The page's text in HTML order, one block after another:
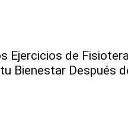
Ejercicios de
Bienestar Después